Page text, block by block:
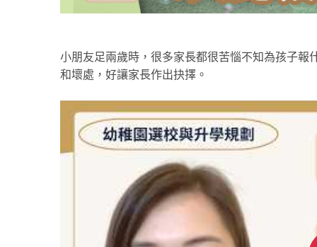
小朋友足兩歲時，很多家長都很苦惱不知為孩子報
和壞處，好讓家長作出抉擇。